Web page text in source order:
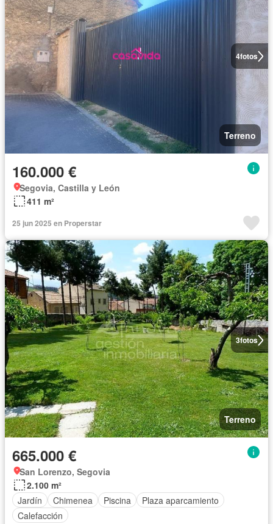
4fotos
Terreno
160.000 €
Segovia, Castilla y León
411 m²
25 jun 2025 en Properstar
3fotos
Terreno
665.000 €
San Lorenzo, Segovia
2.100 m²
Jardín
Chimenea Piscina
Plaza aparcamiento
Calefacción